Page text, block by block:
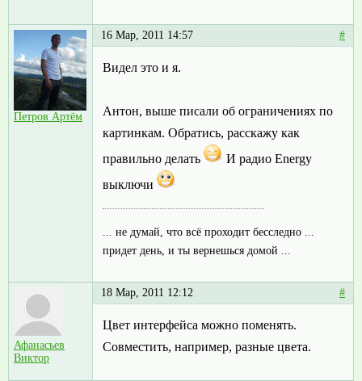
Петров Артём
16 Мар, 2011 14:57 #
Видел это и я.
Антон, выше писали об ограничениях по
картинкам. Обратись, расскажу как
правильно делать
И радио Energy
выключи
... не думай, что всё проходит бесследно ...
придет день, и ты вернешься домой ...
Афанасьев
Виктор
18 Мар, 2011 12:12 #
Цвет интерфейса можно поменять.
Совместить, например, разные цвета.